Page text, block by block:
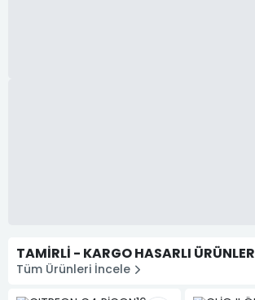
TAMIRLI - KARGO HASARLI ÜRÜNLER
Tüm Ürünleri İncele